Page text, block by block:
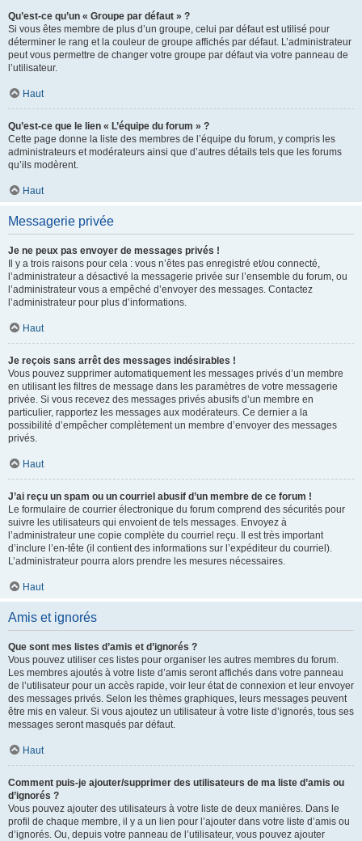
Qu’est-ce qu’un « Groupe par défaut » ?
Si vous êtes membre de plus d’un groupe, celui par défaut est utilisé pour
déterminer le rang et la couleur de groupe affichés par défaut. L’administrateur
peut vous permettre de changer votre groupe par défaut via votre panneau de
l’utilisateur.
Haut
Qu’est-ce que le lien « L’équipe du forum » ?
Cette page donne la liste des membres de l’équipe du forum, y compris les
administrateurs et modérateurs ainsi que d’autres détails tels que les forums
qu’ils modèrent.
Haut
Messagerie privée
Je ne peux pas envoyer de messages privés !
Il y a trois raisons pour cela : vous n’êtes pas enregistré et/ou connecté,
l’administrateur a désactivé la messagerie privée sur l’ensemble du forum, ou
l’administrateur vous a empêché d’envoyer des messages. Contactez
l’administrateur pour plus d’informations.
Haut
Je reçois sans arrêt des messages indésirables !
Vous pouvez supprimer automatiquement les messages privés d’un membre
en utilisant les filtres de message dans les paramètres de votre messagerie
privée. Si vous recevez des messages privés abusifs d’un membre en
particulier, rapportez les messages aux modérateurs. Ce dernier a la
possibilité d’empêcher complètement un membre d’envoyer des messages
privés.
Haut
J’ai reçu un spam ou un courriel abusif d’un membre de ce forum !
Le formulaire de courrier électronique du forum comprend des sécurités pour
suivre les utilisateurs qui envoient de tels messages. Envoyez à
l’administrateur une copie complète du courriel reçu. Il est très important
d’inclure l’en-tête (il contient des informations sur l’expéditeur du courriel).
L’administrateur pourra alors prendre les mesures nécessaires.
Haut
Amis et ignorés
Que sont mes listes d’amis et d’ignorés ?
Vous pouvez utiliser ces listes pour organiser les autres membres du forum.
Les membres ajoutés à votre liste d’amis seront affichés dans votre panneau
de l’utilisateur pour un accès rapide, voir leur état de connexion et leur envoyer
des messages privés. Selon les thèmes graphiques, leurs messages peuvent
être mis en valeur. Si vous ajoutez un utilisateur à votre liste d’ignorés, tous ses
messages seront masqués par défaut.
Haut
Comment puis-je ajouter/supprimer des utilisateurs de ma liste d’amis ou
d’ignorés ?
Vous pouvez ajouter des utilisateurs à votre liste de deux manières. Dans le
profil de chaque membre, il y a un lien pour l’ajouter dans votre liste d’amis ou
d’ignorés. Ou, depuis votre panneau de l’utilisateur, vous pouvez ajouter